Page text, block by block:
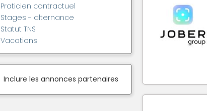
Praticien contractuel
Stages - alternance
Statut TNS
Vacations
Inclure les annonces partenaires